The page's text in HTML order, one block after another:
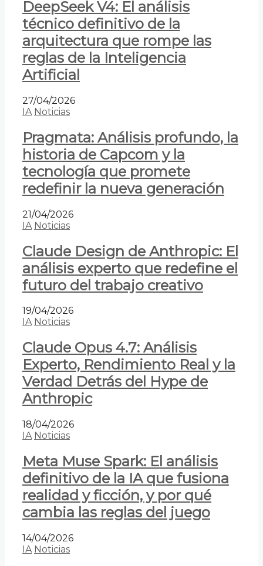
DeepSeek V4: El análisis
técnico definitivo de la
arquitectura que rompe las
reglas de la Inteligencia
Artificial
27/04/2026
IA Noticias
Pragmata: Análisis profundo, la
historia de Capcom y la
tecnología que promete
redefinir la nueva generación
21/04/2026
IA Noticias
Claude Design de Anthropic: El
análisis experto que redefine el
futuro del trabajo creativo
19/04/2026
IA Noticias
Claude Opus 4.7: Análisis
Experto, Rendimiento Real y la
Verdad Detrás del Hype de
Anthropic
18/04/2026
IA Noticias
Meta Muse Spark: El análisis
definitivo de la IA que fusiona
realidad y ficción, y por qué
cambia las reglas del juego
14/04/2026
IA Noticias